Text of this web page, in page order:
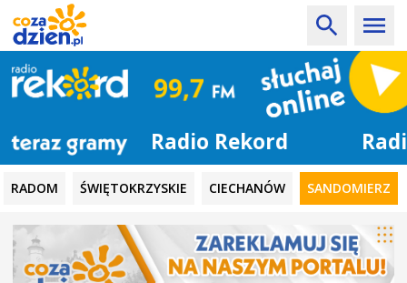
Radio Rekord
RADOM ŚWIĘTOKRZYSKIE CIECHANÓW SANDOMIERZ